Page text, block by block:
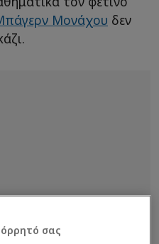
Μονάχου δεν
σας